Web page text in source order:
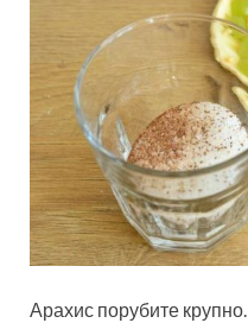
Арахис порубите крупно.